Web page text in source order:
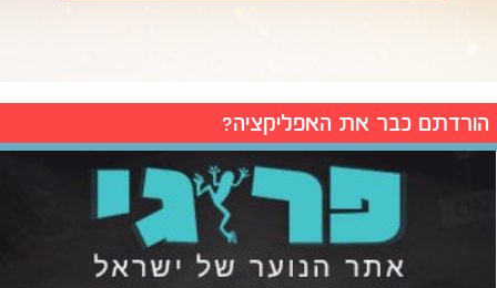
הורדתם כבר את האפליקציה?